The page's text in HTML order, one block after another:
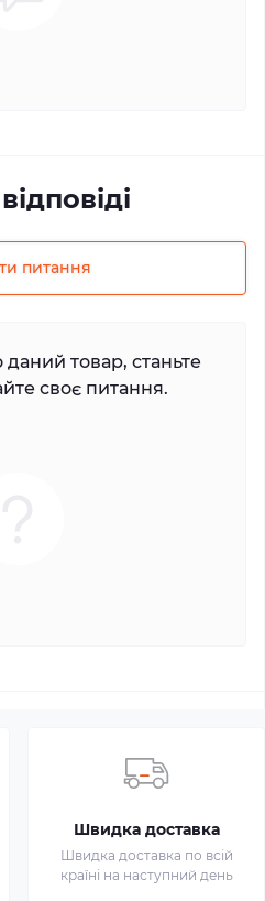
питання
товар, станьте
своє питання.
Швидка доставка
Швидка доставка по всій
країні на наступний день